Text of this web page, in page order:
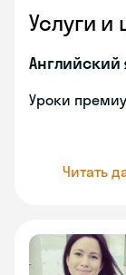
Услуги и
Английский
Уроки
Читать